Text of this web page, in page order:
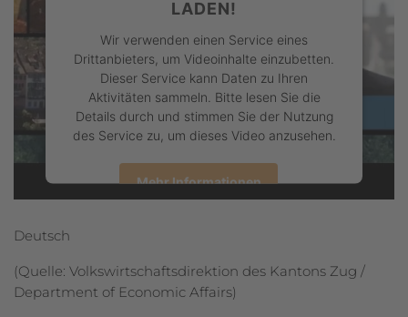
LADEN!
Wir verwenden einen Service eines
Drittanbieters, um Videoinhalte einzubetten.
Dieser Service kann Daten zu Ihren
Aktivitäten sammeln. Bitte lesen Sie die
Details durch und stimmen Sie der Nutzung
des Service zu, um dieses Video anzusehen.
Mehr Informationen
powered byUsercentrics Consent Management Platform
Deutsch
(Quelle: Volkswirtschaftsdirektion des Kantons Zug /
Department of Economic Affairs)